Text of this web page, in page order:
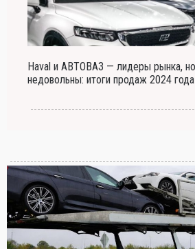
Haval и АВТОВАЗ — лидеры рынка,
недовольны: итоги продаж 2024